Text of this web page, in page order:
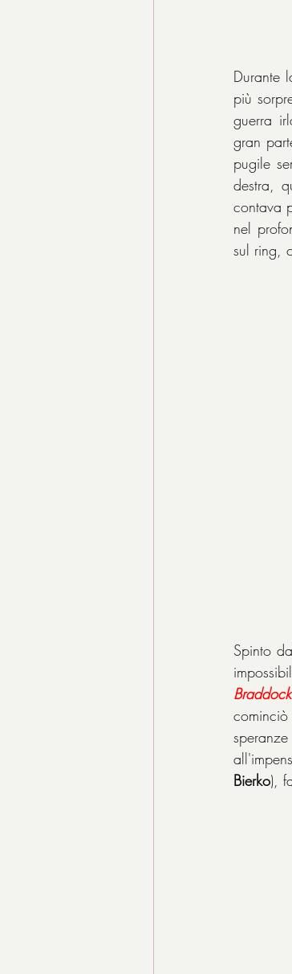
Durante
più
guerra
gran
pugile
destra,
contava
nel
sul ring,
Spinto
Braddock
Bierko),